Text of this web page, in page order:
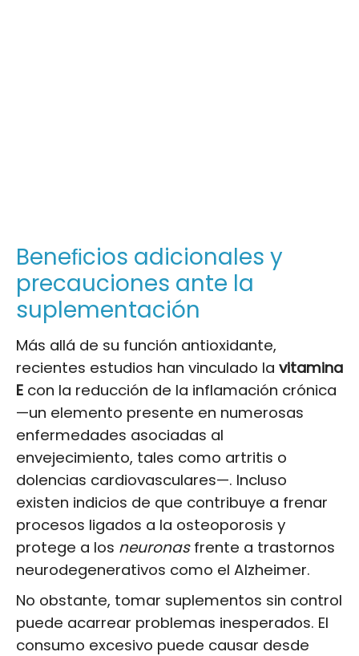
Beneﬁcios adicionales y
precauciones ante la
suplementación
Más allá de su función antioxidante,
recientes estudios han vinculado la vitamina
E con la reducción de la inflamación crónica
—un elemento presente en numerosas
enfermedades asociadas al
envejecimiento, tales como artritis o
dolencias cardiovasculares—. Incluso
existen indicios de que contribuye a frenar
procesos ligados a la osteoporosis y
protege a los neuronasfrente a trastornos
neurodegenerativos como el Alzheimer.
No obstante, tomar suplementos sin control
puede acarrear problemas inesperados. El
consumo excesivo puede causar desde